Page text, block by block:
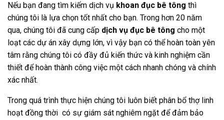
Nếu bạn đang tìm kiếm dịch vụ khoan đục bê tông thì
chúng tôi là lựa chọn tốt nhất cho bạn. Trong hơn 20 năm
qua, chúng tôi đã cung cấp dịch vụ đục bê tông cho một
loạt các dự án xây dựng lớn, vì vậy bạn có thể hoàn toàn yên
tâm rằng chúng tôi có đầy đủ kiến thức và kinh nghiệm cần
thiết để hoàn thành công việc một cách nhanh chóng và chính
xác nhất.
Trong quá trình thực hiện chúng tôi luôn biết phân bổ thợ linh
hoạt đồng thời có sự giám sát nghiêm ngặt để đảm bảo